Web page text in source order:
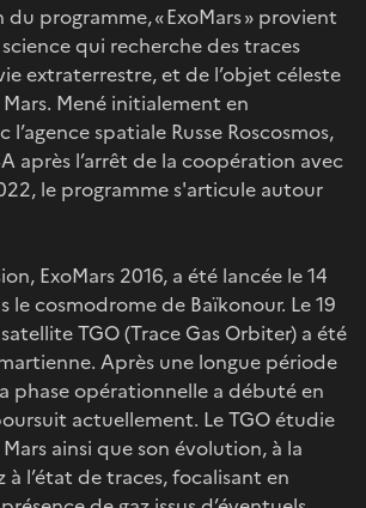
programme, « ExoMars » provient
qui recherche des traces
extraterrestre, et de l’objet céleste
Mené initialement en
spatiale Russe Roscosmos,
après l’arrêt de la coopération avec
le programme s'articule autour
ExoMars 2016, a été lancée le 14
le cosmodrome de Baïkonour. Le 19
TGO (Trace Gas Orbiter) a été
Après une longue période
phase opérationnelle a débuté en
actuellement. Le TGO étudie
ainsi que son évolution, à la
à l’état de traces, focalisant en